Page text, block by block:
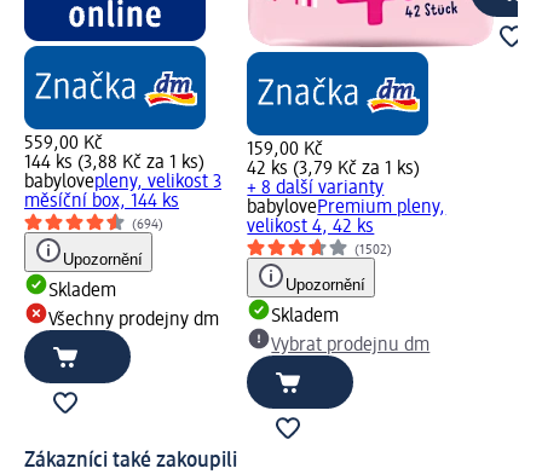
559,00 Kč
144 ks (3,88 Kč za 1 ks)
babylovepleny, velikost 3
měsíční box, 144 ks
(694)
Upozornění
Skladem
Všechny prodejny dm
159,00 Kč
42 ks (3,79 Kč za 1 ks)
+ 8 další varianty
babylovePremium pleny,
velikost 4, 42 ks
(1502)
Upozornění
Skladem
Vybrat prodejnu dm
Zákazníci také zakoupili